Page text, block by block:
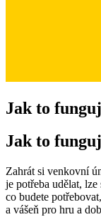
Jak to
Jak to
Zahrát si venkovní
je potřeba udělat,
co budete
a vášeň pro hru a